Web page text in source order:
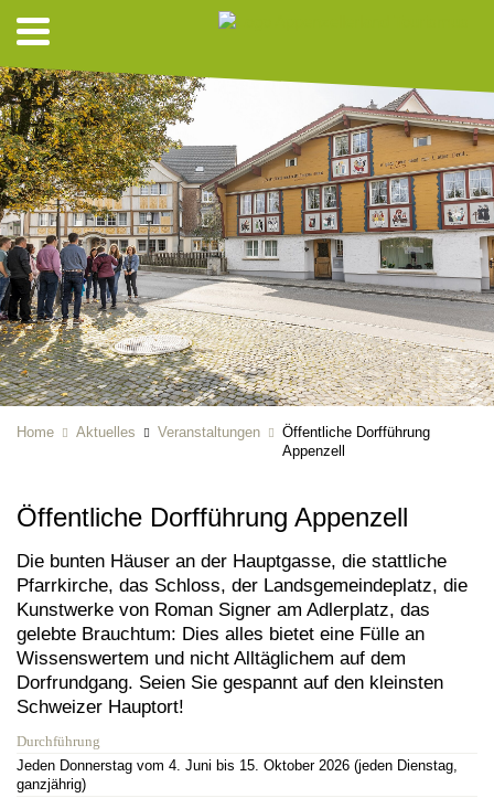
Home Aktuelles Veranstaltungen
Öffentliche Dorfführung
Appenzell
Öffentliche Dorfführung Appenzell
Die bunten Häuser an der Hauptgasse, die stattliche
Pfarrkirche, das Schloss, der Landsgemeindeplatz, die
Kunstwerke von Roman Signer am Adlerplatz, das
gelebte Brauchtum: Dies alles bietet eine Fülle an
Wissenswertem und nicht Alltäglichem auf dem
Dorfrundgang. Seien Sie gespannt auf den kleinsten
Schweizer Hauptort!
Durchführung
Jeden Donnerstag vom 4. Juni bis 15. Oktober 2026 (jeden Dienstag,
ganzjährig)